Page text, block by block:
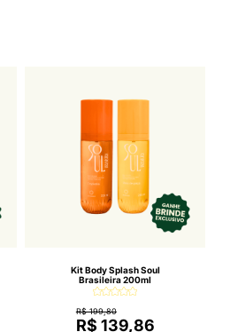
Kit Body Splash Soul
Brasileira 200ml
R$ 199,80
R$ 139,86